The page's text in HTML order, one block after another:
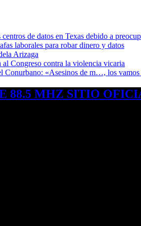
de datos en Texas debido a
laborales para robar dinero y datos
Arizaga
Congreso contra la violencia vicaria
Conurbano: «Asesinos de m…, los vamos
88.5 MHZ SITIO